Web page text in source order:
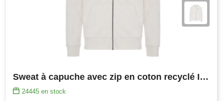
Sweat à capuche avec zip en coton recyclé IQONIQ Abisko
24445en stock